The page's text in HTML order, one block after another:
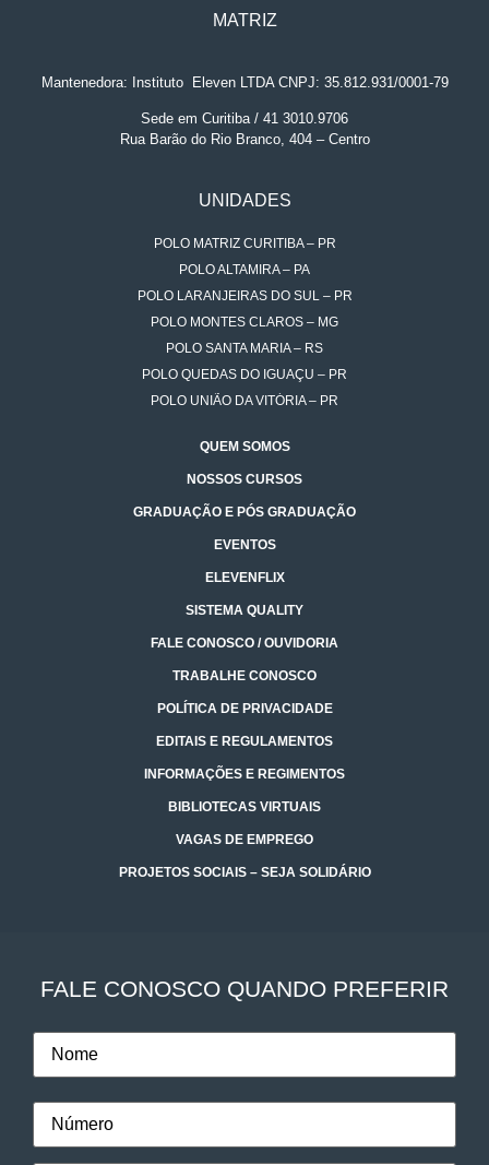
MATRIZ
Mantenedora: Instituto. Eleven LTDA CNPJ: 35.812.931/0001-79
Sede em Curitiba / 41 3010.9706
Rua Barão do Rio Branco, 404 – Centro
UNIDADES
POLO MATRIZ CURITIBA – PR
POLO ALTAMIRA – PA
POLO LARANJEIRAS DO SUL – PR
POLO MONTES CLAROS – MG
POLO SANTA MARIA – RS
POLO QUEDAS DO IGUAÇU – PR
POLO UNIÃO DA VITÓRIA – PR
QUEM SOMOS
NOSSOS CURSOS
GRADUAÇÃO E PÓS GRADUAÇÃO
EVENTOS
ELEVENFLIX
SISTEMA QUALITY
FALE CONOSCO / OUVIDORIA
TRABALHE CONOSCO
POLÍTICA DE PRIVACIDADE
EDITAIS E REGULAMENTOS
INFORMAÇÕES E REGIMENTOS
BIBLIOTECAS VIRTUAIS
VAGAS DE EMPREGO
PROJETOS SOCIAIS – SEJA SOLIDÁRIO
FALE CONOSCO QUANDO PREFERIR